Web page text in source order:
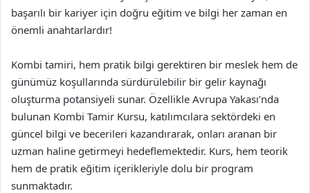
başarılı bir kariyer için doğru eğitim ve bilgi her zaman en
önemli anahtarlardır!
Kombi tamiri, hem pratik bilgi gerektiren bir meslek hem de
günümüz koşullarında sürdürülebilir bir gelir kaynağı
oluşturma potansiyeli sunar. Özellikle Avrupa Yakası’nda
bulunan Kombi Tamir Kursu, katılımcılara sektördeki en
güncel bilgi ve becerileri kazandırarak, onları aranan bir
uzman haline getirmeyi hedeflemektedir. Kurs, hem teorik
hem de pratik eğitim içerikleriyle dolu bir program
sunmaktadır.